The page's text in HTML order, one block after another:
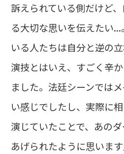
訴えられている側だけど
る大切な思いを伝えたい
いる人たちは自分と逆の立
演技とはいえ、すごく辛
ました。法廷シーンでは
い感じでしたし、実際に
演じていたことで、あの
あげられたように思います